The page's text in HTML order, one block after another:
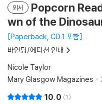
외서
Popcorn
wn of the
Paperback, CD 1 포함
바인딩/에디션 안내
Nicole Taylor
Mary Glasgow Magazines
10.0 1